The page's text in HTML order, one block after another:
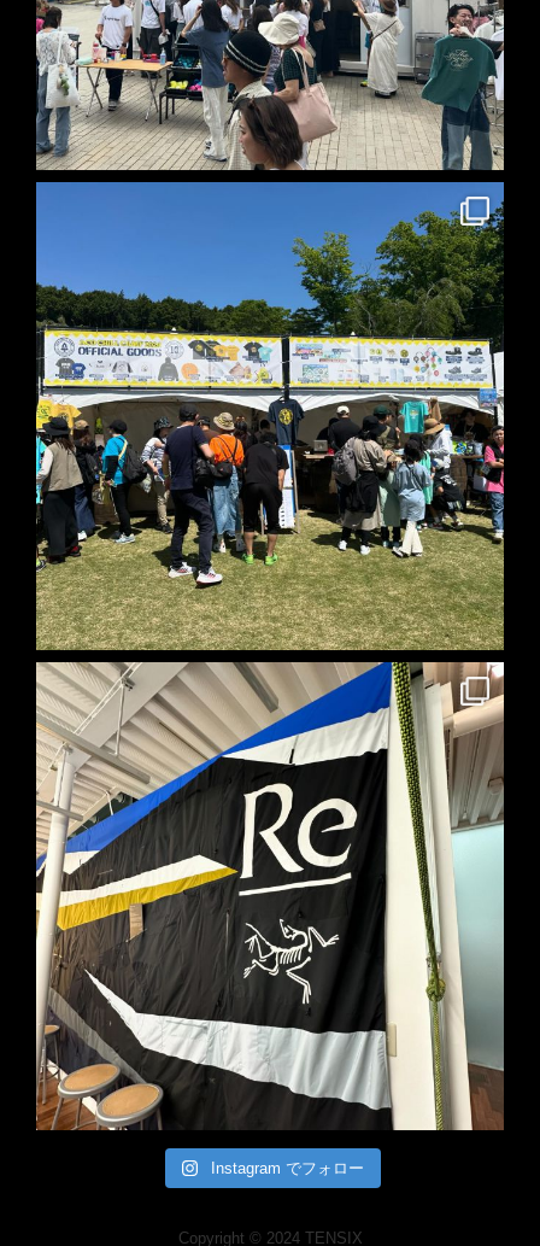
Instagram でフォロー
Copyright © 2024 TENSIX